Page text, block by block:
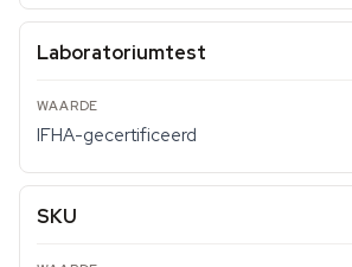
Laboratoriumtest
IFHA-gecertificeerd
SKU